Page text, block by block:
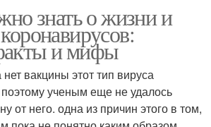
знать о жизни и
и мифы
вакцины этот тип вируса
ученым еще не удалось
от него. одна из причин этого в том,